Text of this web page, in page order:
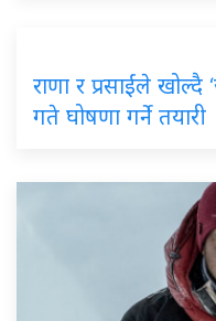
राणा र प्रसाईंले खोल्दै
गते घोषणा गर्ने तयारी